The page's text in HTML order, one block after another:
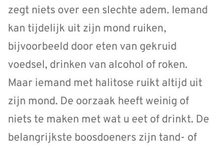
zegt niets over een slechte adem. Iemand
kan tijdelijk uit zijn mond ruiken,
bijvoorbeeld door eten van gekruid
voedsel, drinken van alcohol of roken.
Maar iemand met halitose ruikt altijd uit
zijn mond. De oorzaak heeft weinig of
niets te maken met wat u eet of drinkt. De
belangrijkste boosdoeners zijn tand- of